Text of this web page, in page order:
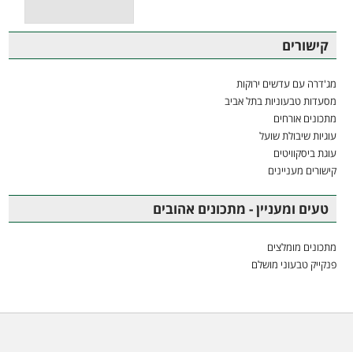
קישורים
מג'דרה עם עדשים ירוקות
מסעדות טבעוניות בתל אביב
מתכונים אורחים
עוגיות שיבולת שועל
עוגת ביסקוויטים
קישורים מעניינים
טעים ומעניין - מתכונים אהובים
מתכונים מומלצים
פנקייק טבעוני מושלם